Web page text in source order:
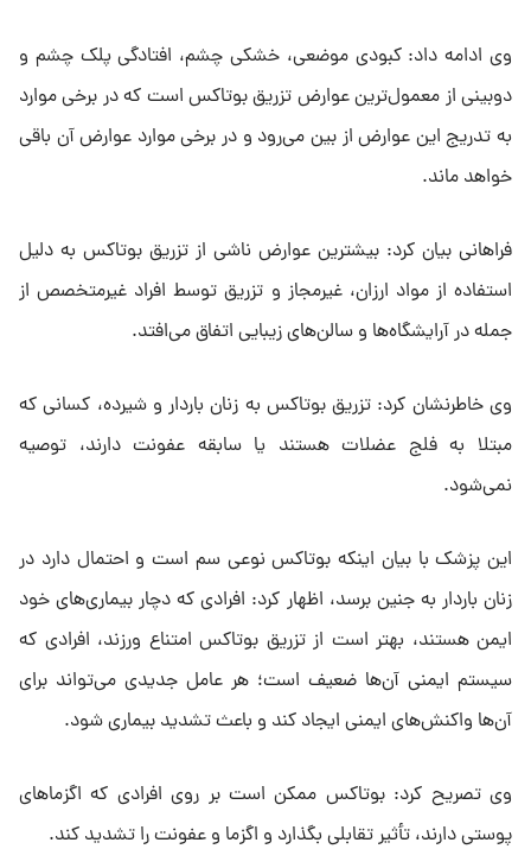
وی ادامه داد: کبودی موضعی، خشکی چشم، افتادگی پلک چشم و
دوبینی از معمول‌ترین عوارض تزریق بوتاکس است که در برخی موارد
به تدریج این عوارض از بین می‌رود و در برخی موارد عوارض آن باقی
خواهد ماند.
فراهانی بیان کرد: بیشترین عوارض ناشی از تزریق بوتاکس به دلیل
استفاده از مواد ارزان، غیرمجاز و تزریق توسط افراد غیرمتخصص از
جمله در آرایشگاه‌ها و سالن‌های زیبایی اتفاق می‌افتد.
وی خاطرنشان کرد: تزریق بوتاکس به زنان باردار و شیرده، کسانی که
مبتلا به فلج عضلات هستند یا سابقه عفونت دارند، توصیه
نمی‌شود.
این پزشک با بیان اینکه بوتاکس نوعی سم است و احتمال دارد در
زنان باردار به جنین برسد، اظهار کرد: افرادی که دچار بیماری‌های خود
ایمن هستند، بهتر است از تزریق بوتاکس امتناع ورزند، افرادی که
سیستم ایمنی آن‌ها ضعیف است؛ هر عامل جدیدی می‌تواند برای
آن‌ها واکنش‌های ایمنی ایجاد کند و باعث تشدید بیماری شود.
وی تصریح کرد: بوتاکس ممکن است بر روی افرادی که اگزماهای
پوستی دارند، تأثیر تقابلی بگذارد و اگزما و عفونت را تشدید کند.